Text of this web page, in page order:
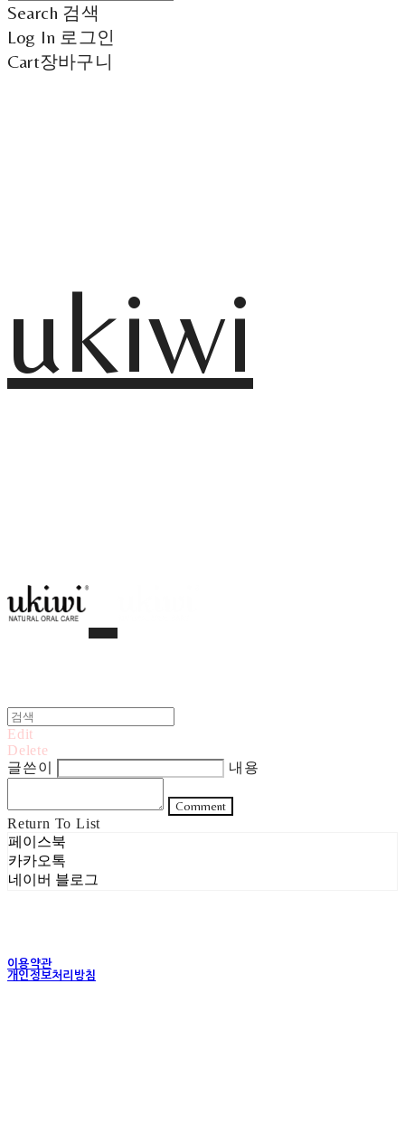
Search 검색
Log In 로그인
Cart장바구니
ukiwi
Edit
Delete
글쓴이
내용
Comment
Return To List
페이스북
카카오톡
네이버 블로그
이용약관
개인정보처리방침